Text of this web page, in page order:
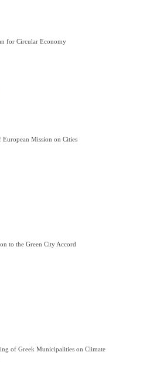
for Circular Economy
European Mission on Cities
to the Green City Accord
of Greek Municipalities on Climate